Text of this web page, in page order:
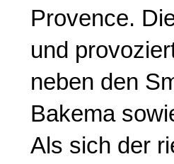
Provence.
und
neben den
Bakema
Als sich der